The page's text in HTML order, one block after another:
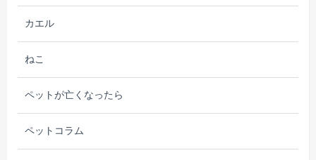
カエル
ねこ
ペットが亡くなったら
ペットコラム